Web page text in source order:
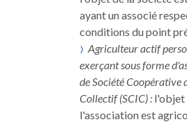
ayant un associé
conditions du point
Agriculteur actif
exerçant sous forme
de Société Coopérative
Collectif (SCIC) : l'objet
l'association est